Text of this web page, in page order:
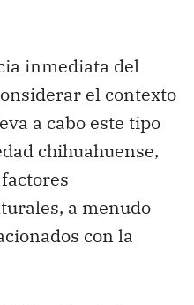
inmediata del
el contexto
a cabo este tipo
chihuahuense,
a menudo
con la